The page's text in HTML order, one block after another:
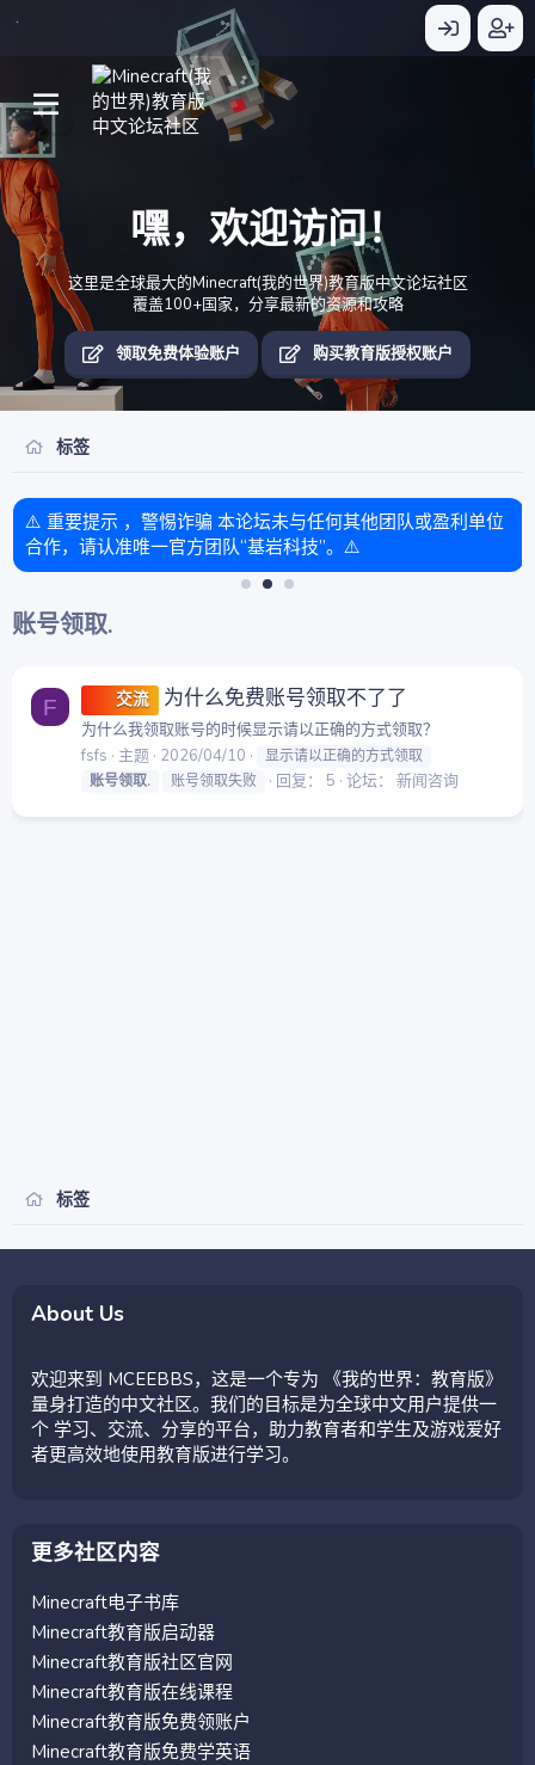
嘿，欢迎访问！
这里是全球最大的Minecraft(我的世界)教育版中文论坛社区
覆盖100+国家，分享最新的资源和攻略
领取免费体验账户 购买教育版授权账户
标签
⚠️ 重要提示 ，警惕诈骗 本论坛未与任何其他团队或盈利单位
合作，请认准唯一官方团队“基岩科技”。⚠️
账号领取.
F 交流 为什么免费账号领取不了了
为什么我领取账号的时候显示请以正确的方式领取？
fsfs
主题 2026/04/10
显示请以正确的方式领取
账号领取.
账号领取失败 回复： 5 论坛： 新闻咨询
标签
About Us
欢迎来到 MCEEBBS，这是一个专为 《我的世界：教育版》
量身打造的中文社区。我们的目标是为全球中文用户提供一
个 学习、交流、分享的平台，助力教育者和学生及游戏爱好
者更高效地使用教育版进行学习。
更多社区内容
Minecraft电子书库
Minecraft教育版启动器
Minecraft教育版社区官网
Minecraft教育版在线课程
Minecraft教育版免费领账户
Minecraft教育版免费学英语